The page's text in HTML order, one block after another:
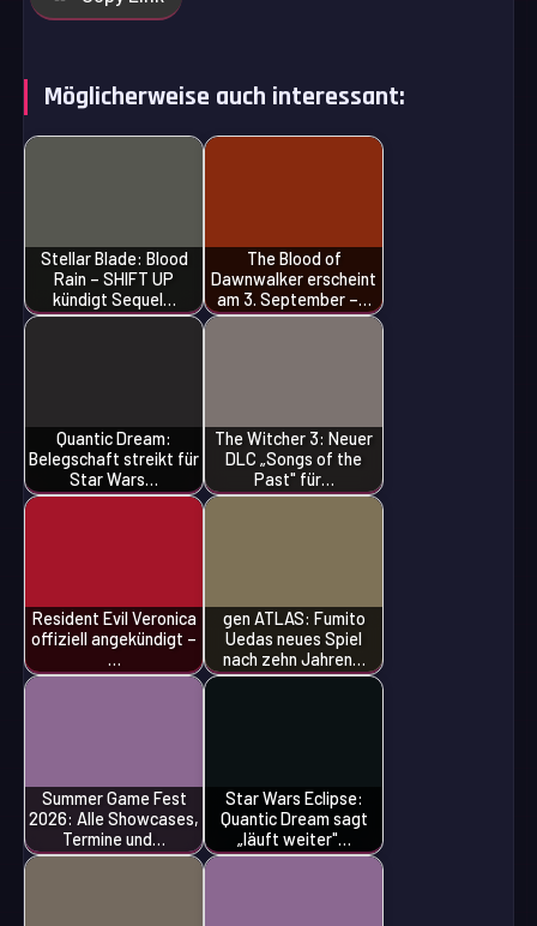
Möglicherweise auch interessant:
Stellar Blade: Blood
Rain – SHIFT UP
kündigt Sequel…
The Blood of
Dawnwalker erscheint
am 3. September –…
Quantic Dream:
Belegschaft streikt für
Star Wars…
The Witcher 3: Neuer
DLC „Songs of the
Past" für…
Resident Evil Veronica
offiziell angekündigt –
…
gen ATLAS: Fumito
Uedas neues Spiel
nach zehn Jahren…
Summer Game Fest
2026: Alle Showcases,
Termine und…
Star Wars Eclipse:
Quantic Dream sagt
„läuft weiter"…